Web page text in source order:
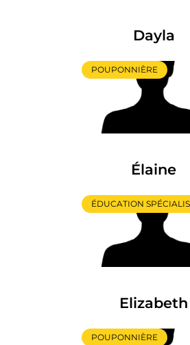
Dayla
POUPONNIÈRE
Élaine
ÉDUCATION
Elizabeth
POUPONNIÈRE